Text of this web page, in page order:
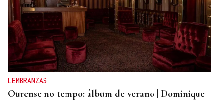
LEMBRANZAS
Ourense no tempo: álbum de verano | Dominique